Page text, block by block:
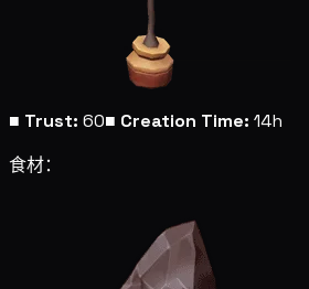
■ Trust: 60■ Creation Time: 14h
食材：